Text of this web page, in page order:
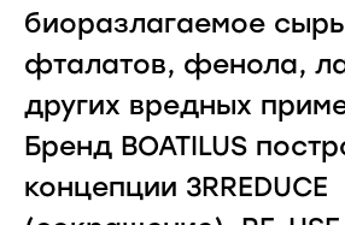
биоразлагаемое
фталатов, фенола,
других вредных
Бренд BOATILUS
концепции 3RREDUCE